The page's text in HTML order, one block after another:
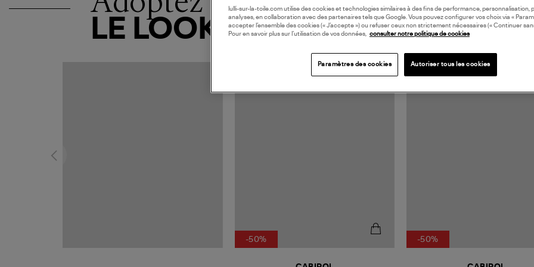
LE LOOK
-50% -50%
lulli-sur-la-toile.com utilise des cookies et technologies similaires à des fins de performance, personnalisation,
analyses, en collaboration avec des partenaires tels que Google. Vous pouvez configurer vos choix via «
accepter l’ensemble des cookies (« J’accepte ») ou refuser ceux non strictement nécessaires (« Continuer
Pour en savoir plus sur l’utilisation de vos données,
consulter notre politique de cookies
Paramètres des cookies Autoriser tous les cookies